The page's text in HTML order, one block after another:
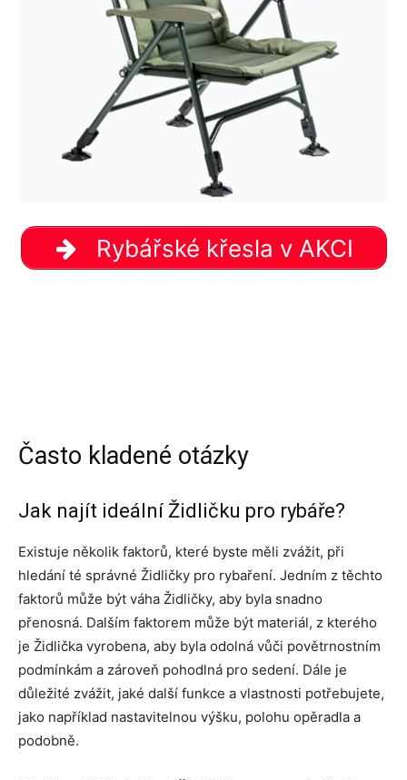
Rybářské křesla v AKCI
Často kladené otázky
Jak najít ideální Židličku pro rybáře?
Existuje několik faktorů, které byste měli zvážit, při
hledání té správné Židličky pro rybaření. Jedním z těchto
faktorů může být váha Židličky, aby byla snadno
přenosná. Dalším faktorem může být materiál, z kterého
je Židlička vyrobena, aby byla odolná vůči povětrnostním
podmínkám a zároveň pohodlná pro sedení. Dále je
důležité zvážit, jaké další funkce a vlastnosti potřebujete,
jako například nastavitelnou výšku, polohu opěradla a
podobně.